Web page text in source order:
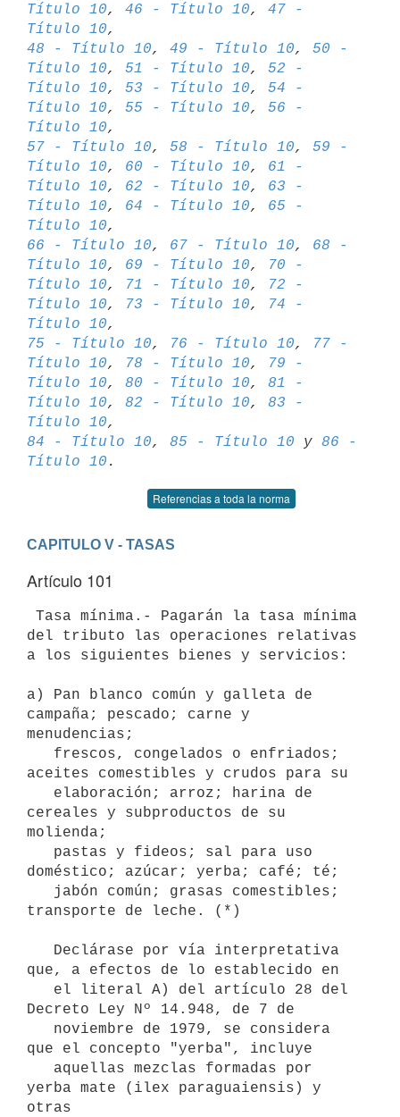
Título 10, 46 - Título 10, 47 -
Título 10
48 - Título 10, 49 - Título 10, 50 -
Título 10, 51 - Título 10, 52 -
Título 10, 53 - Título 10, 54 -
Título 10, 55 - Título 10, 56 -
Título 10
57 - Título 10, 58 - Título 10, 59 -
Título 10, 60 - Título 10, 61 -
Título 10, 62 - Título 10, 63 -
Título 10, 64 - Título 10, 65 -
Título 10
66 - Título 10, 67 - Título 10, 68 -
Título 10, 69 - Título 10,
70 -
Título 10, 71 - Título 10,
72 -
Título 10, 73 - Título 10,
74 -
Título 10
75 - Título 10, 76 - Título 10,
77 -
Título 10, 78 - Título 10,
79 -
Título 10, 80 - Título 10, 81 -
Título 10, 82 - Título 10, 83 -
Título 10
84 - Título 10, 85 - Título 10 y 86 -
Título 10
Referencias a toda la norma
CAPITULO V - TASAS
Artículo 101
del tributo las operaciones relativas
a los siguientes bienes y servicios:
a) Pan blanco común y galleta de
campaña; pescado; carne y
menudencias;
aceites comestibles y crudos para su
cereales y subproductos de su
molienda;
doméstico; azúcar; yerba; café; té;
transporte de leche. (*)
que, a efectos de lo establecido en
Decreto Ley Nº 14.948, de 7 de
que el concepto "yerba", incluye
yerba mate (ilex paraguaiensis) y
otras